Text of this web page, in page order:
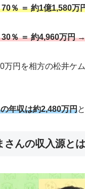
70％ ＝約1億1,580万
％ ＝ 約4,960万円
万円を相方の松井ケ
年収は約2,480万円
さんの収入源と